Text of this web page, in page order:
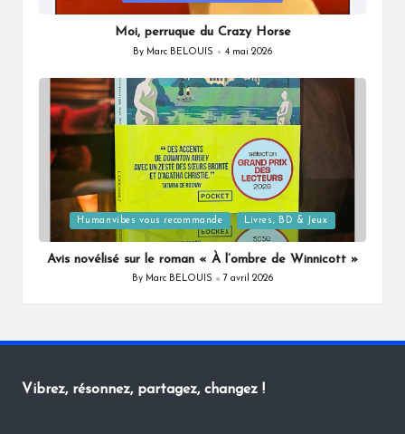
in
Moi, perruque du Crazy Horse
Posted
By Marc BELOUIS 4 mai 2026
Posted
in
Humanvibes vous recommande Livres, BD & Jeux
Avis novélisé sur le roman « À l’ombre de Winnicott »
Posted
By Marc BELOUIS 7 avril 2026
Vibrez, résonnez, partagez, changez !